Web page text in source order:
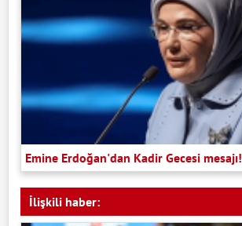
Emine Erdoğan'dan Kadir Gecesi mesajı!
İlişkili haber: